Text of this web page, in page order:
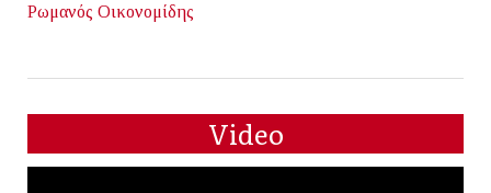
Ρωμανός Οικονομίδης
Video